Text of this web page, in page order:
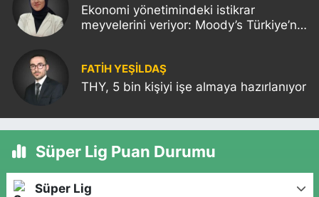
Ekonomi yönetimindeki istikrar
meyvelerini veriyor: Moody’s Türkiye’nin
FATIH YEŞİLDAŞ
THY, 5 bin kişiyi işe almaya hazırlanıyor
Süper Lig Puan Durumu
Süper Lig